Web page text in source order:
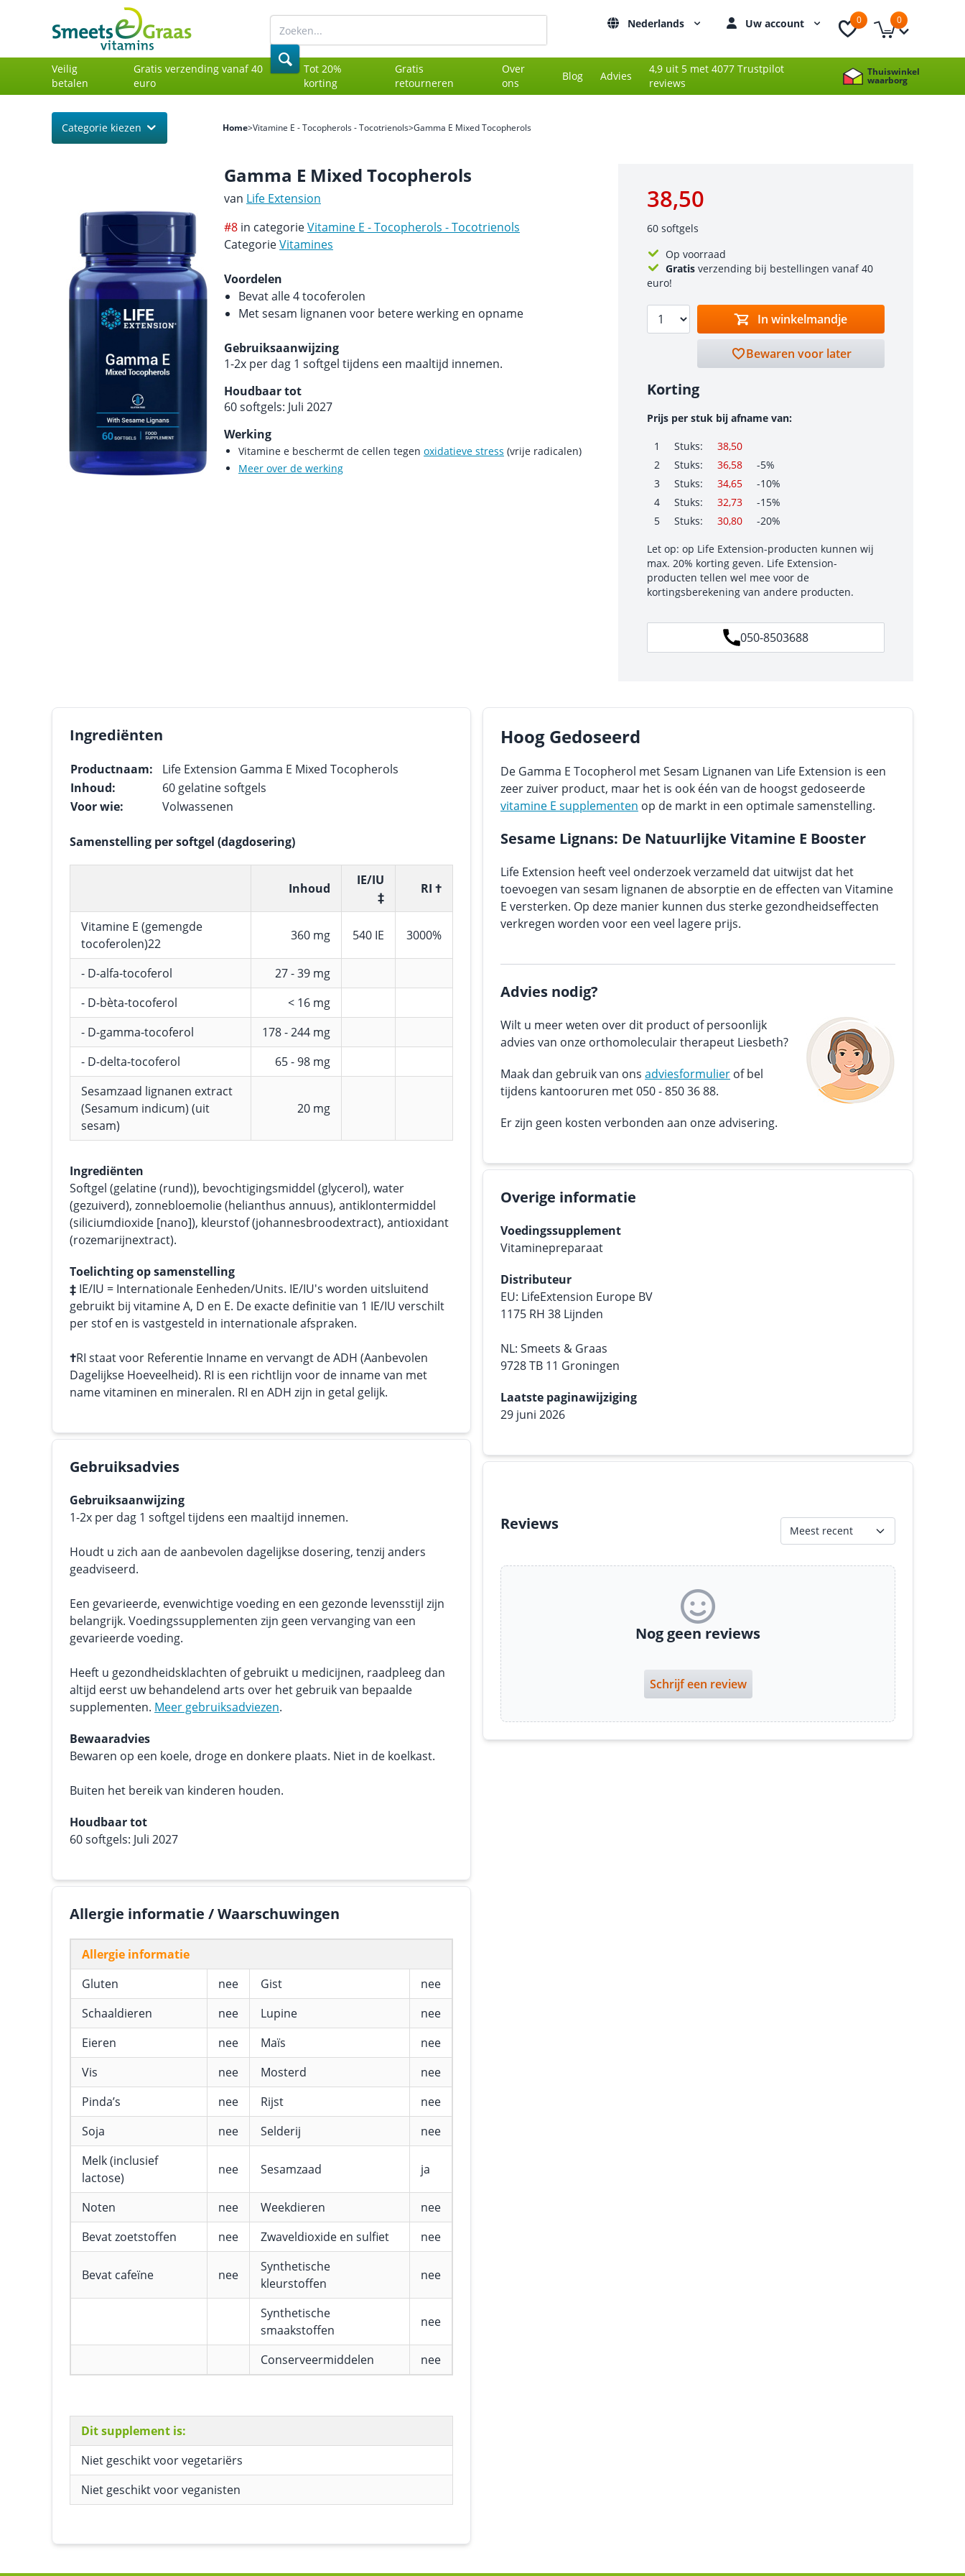
Nederlands Uw account 0 0
Veilig
betalen
Gratis verzending vanaf 40
euro
Tot 20%
korting
Gratis
retourneren
Over
ons
Blog Advies
4,9 uit 5 met 4077 Trustpilot
reviews
Thuiswinkel
waarborg
Categorie kiezen Home>Vitamine E - Tocopherols - Tocotrienols>Gamma E Mixed Tocopherols
Gamma E Mixed Tocopherols
van Life Extension
#8 in categorieVitamine E - Tocopherols - Tocotrienols
CategorieVitamines
Voordelen
Bevat alle 4 tocoferolen
Met sesam lignanen voor betere werking en opname
Gebruiksaanwijzing
1-2x per dag 1 softgel tijdens een maaltijd innemen.
Houdbaar tot
60 softgels: Juli 2027
Werking
Vitamine e beschermt de cellen tegen oxidatieve stress (vrije radicalen)
Meer over de werking
38,50
60 softgels
Op voorraad
Gratis verzending bij bestellingen vanaf 40
euro!
In winkelmandje
Bewaren voor later
Korting
Prijs per stuk bij afname van:
1 Stuks:
38,50
2
Stuks: 36,58
-5%
3
Stuks: 34,65
-10%
4
Stuks: 32,73
-15%
5
Stuks: 30,80 -20%
Let op: op Life Extension-producten kunnen wij
max. 20% korting geven. Life Extension-
producten tellen wel mee voor de
kortingsberekening van andere producten.
050-8503688
Ingrediënten
Productnaam:
Life Extension Gamma E Mixed Tocopherols
Inhoud:
60 gelatine softgels
Voor wie:
Volwassenen
Samenstelling per softgel (dagdosering)
Inhoud
IE/IU
‡
RI †
Vitamine E (gemengde
tocoferolen)22
360 mg 540 IE 3000%
- D-alfa-tocoferol
27 - 39 mg
- D-bèta-tocoferol
< 16 mg
- D-gamma-tocoferol
178 - 244 mg
- D-delta-tocoferol
65 - 98 mg
Sesamzaad lignanen extract
(Sesamum indicum) (uit
sesam)
20 mg
Ingrediënten
Softgel (gelatine (rund)), bevochtigingsmiddel (glycerol), water
(gezuiverd), zonnebloemolie (helianthus annuus), antiklontermiddel
(siliciumdioxide [nano]), kleurstof (johannesbroodextract), antioxidant
(rozemarijnextract).
Toelichting op samenstelling
‡ IE/IU = Internationale Eenheden/Units. IE/IU's worden uitsluitend
gebruikt bij vitamine A, D en E. De exacte definitie van 1 IE/IU verschilt
per stof en is vastgesteld in internationale afspraken.
†RI staat voor Referentie Inname en vervangt de ADH (Aanbevolen
Dagelijkse Hoeveelheid). RI is een richtlijn voor de inname van met
name vitaminen en mineralen. RI en ADH zijn in getal gelijk.
Gebruiksadvies
Gebruiksaanwijzing
1-2x per dag 1 softgel tijdens een maaltijd innemen.
Houdt u zich aan de aanbevolen dagelijkse dosering, tenzij anders
geadviseerd.
Een gevarieerde, evenwichtige voeding en een gezonde levensstijl zijn
belangrijk. Voedingssupplementen zijn geen vervanging van een
gevarieerde voeding.
Heeft u gezondheidsklachten of gebruikt u medicijnen, raadpleeg dan
altijd eerst uw behandelend arts over het gebruik van bepaalde
supplementen. Meer gebruiksadviezen.
Bewaaradvies
Bewaren op een koele, droge en donkere plaats. Niet in de koelkast.
Buiten het bereik van kinderen houden.
Houdbaar tot
60 softgels: Juli 2027
Allergie informatie / Waarschuwingen
Allergie informatie
Gluten
nee Gist
nee
Schaaldieren
nee Lupine
nee
Eieren
nee Maïs
nee
Vis
nee Mosterd
nee
Pinda’s
nee Rijst
nee
Soja
nee Selderij
nee
Melk (inclusief
lactose)
nee Sesamzaad ja
Noten nee Weekdieren
nee
Bevat zoetstoffen
nee Zwaveldioxide en sulfiet nee
Bevat cafeïne nee
Synthetische
kleurstoffen
nee
Synthetische
smaakstoffen
nee
Conserveermiddelen nee
Dit supplement is:
Niet geschikt voor vegetariërs
Niet geschikt voor veganisten
Hoog Gedoseerd
De Gamma E Tocopherol met Sesam Lignanen van Life Extension is een
zeer zuiver product, maar het is ook één van de hoogst gedoseerde
vitamine E supplementen op de markt in een optimale samenstelling.
Sesame Lignans: De Natuurlijke Vitamine E Booster
Life Extension heeft veel onderzoek verzameld dat uitwijst dat het
toevoegen van sesam lignanen de absorptie en de effecten van Vitamine
E versterken. Op deze manier kunnen dus sterke gezondheidseffecten
verkregen worden voor een veel lagere prijs.
Advies nodig?
Wilt u meer weten over dit product of persoonlijk
advies van onze orthomoleculair therapeut Liesbeth?
Maak dan gebruik van ons adviesformulier of bel
tijdens kantooruren met 050 - 850 36 88.
Er zijn geen kosten verbonden aan onze advisering.
Overige informatie
Voedingssupplement
Vitaminepreparaat
Distributeur
EU: LifeExtension Europe BV
1175 RH 38 Lijnden
NL: Smeets & Graas
9728 TB 11 Groningen
Laatste paginawijziging
29 juni 2026
Reviews Meest recent
Nog geen reviews
Schrijf een review